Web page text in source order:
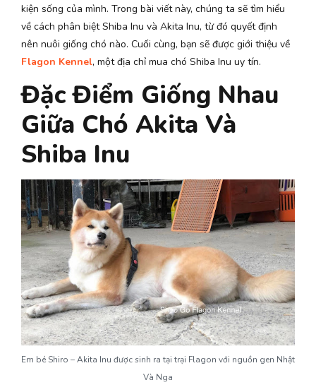
kiện sống của mình. Trong bài viết này, chúng ta sẽ tìm hiểu
về cách phân biệt Shiba Inu và Akita Inu, từ đó quyết định
nên nuôi giống chó nào. Cuối cùng, bạn sẽ được giới thiệu về
Flagon Kennel, một địa chỉ mua chó Shiba Inu uy tín.
Đặc Điểm Giống Nhau
Giữa Chó Akita Và
Shiba Inu
Em bé Shiro – Akita Inu được sinh ra tại trại Flagon với nguồn gen Nhật
Và Nga